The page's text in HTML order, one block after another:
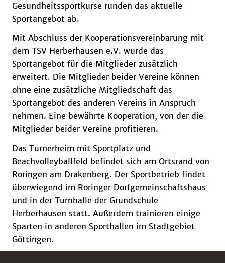
Gesundheitssportkurse runden das aktuelle
Sportangebot ab.
Mit Abschluss der Kooperationsvereinbarung mit
dem TSV Herberhausen e.V. wurde das
Sportangebot für die Mitglieder zusätzlich
erweitert. Die Mitglieder beider Vereine können
ohne eine zusätzliche Mitgliedschaft das
Sportangebot des anderen Vereins in Anspruch
nehmen. Eine bewährte Kooperation, von der die
Mitglieder beider Vereine profitieren.
Das Turnerheim mit Sportplatz und
Beachvolleyballfeld befindet sich am Ortsrand von
Roringen am Drakenberg. Der Sportbetrieb findet
überwiegend im Roringer Dorfgemeinschaftshaus
und in der Turnhalle der Grundschule
Herberhausen statt. Außerdem trainieren einige
Sparten in anderen Sporthallen im Stadtgebiet
Göttingen.